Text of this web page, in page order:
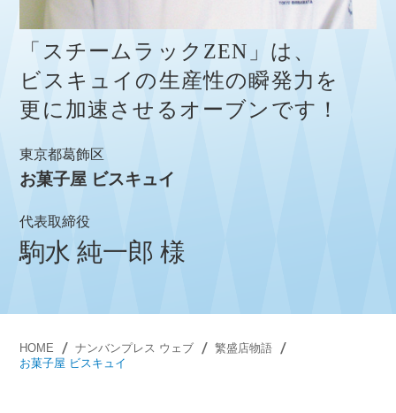
「スチームラックZEN」は、
ビスキュイの生産性の瞬発力を
更に加速させるオーブンです！
東京都葛飾区
お菓子屋 ビスキュイ
代表取締役
駒水 純一郎 様
HOME ナンバンプレス ウェブ
繁盛店物語
お菓子屋 ビスキュイ